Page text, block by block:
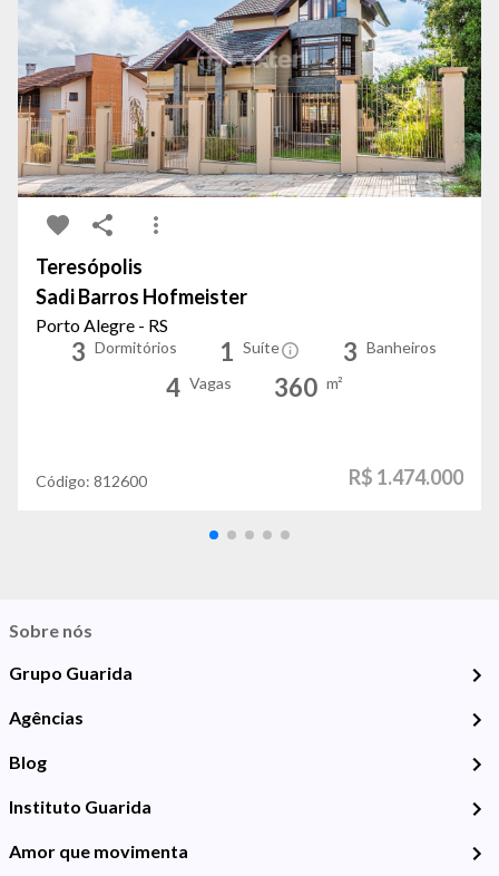
Teresópolis
Sadi Barros Hofmeister
Porto Alegre - RS
3 Dormitórios 1 Suíte 3 Banheiros
4 Vagas 360 m²
Código: 812600 R$ 1.474.000
Sobre nós
Grupo Guarida
Agências
Blog
Instituto Guarida
Amor que movimenta